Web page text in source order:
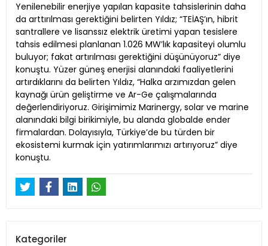
Yenilenebilir enerjiye yapılan kapasite tahsislerinin daha
da arttırılması gerektiğini belirten Yıldız; “TEİAŞ’ın, hibrit
santrallere ve lisanssız elektrik üretimi yapan tesislere
tahsis edilmesi planlanan 1.026 MW’lık kapasiteyi olumlu
buluyor; fakat artırılması gerektiğini düşünüyoruz” diye
konuştu. Yüzer güneş enerjisi alanındaki faaliyetlerini
artırdıklarını da belirten Yıldız, “Halka arzımızdan gelen
kaynağı ürün geliştirme ve Ar-Ge çalışmalarında
değerlendiriyoruz. Girişimimiz Marinergy, solar ve marine
alanındaki bilgi birikimiyle, bu alanda globalde ender
firmalardan. Dolayısıyla, Türkiye’de bu türden bir
ekosistemi kurmak için yatırımlarımızı artırıyoruz” diye
konuştu.
Kategoriler